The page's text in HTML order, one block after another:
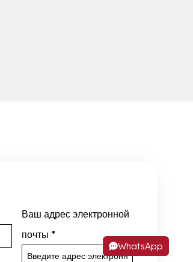
Ваш адрес электронной
почты *
WhatsApp